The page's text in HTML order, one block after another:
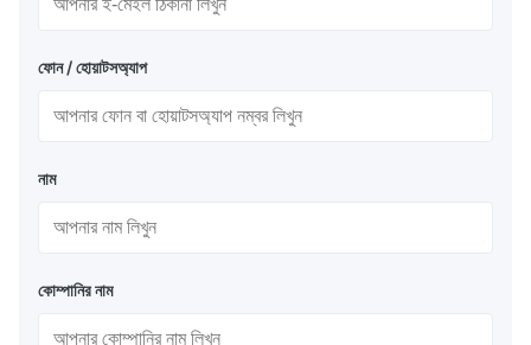
ফোন / হোয়াটসঅ্যাপ
নাম
কোম্পানির নাম